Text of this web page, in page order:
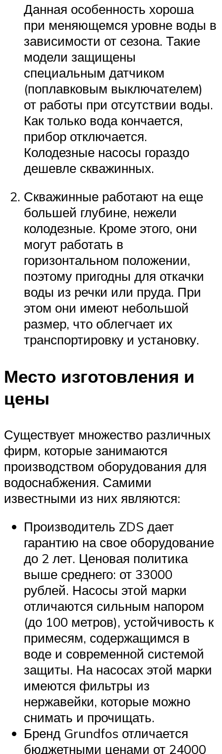
Данная особенность хороша
при меняющемся уровне воды в
зависимости от сезона. Такие
модели защищены
специальным датчиком
(поплавковым выключателем)
от работы при отсутствии воды.
Как только вода кончается,
прибор отключается.
Колодезные насосы гораздо
дешевле скважинных.
Скважинные работают на еще
большей глубине, нежели
колодезные. Кроме этого, они
могут работать в
горизонтальном положении,
поэтому пригодны для откачки
воды из речки или пруда. При
этом они имеют небольшой
размер, что облегчает их
транспортировку и установку.
Место изготовления и
цены
Существует множество различных
фирм, которые занимаются
производством оборудования для
водоснабжения. Самими
известными из них являются:
Производитель ZDS дает
гарантию на свое оборудование
до 2 лет. Ценовая политика
выше среднего: от 33000
рублей. Насосы этой марки
отличаются сильным напором
(до 100 метров), устойчивость к
примесям, содержащимся в
воде и современной системой
защиты. На насосах этой марки
имеются фильтры из
нержавейки, которые можно
снимать и прочищать.
Бренд Grundfos отличается
бюджетными ценами от 24000